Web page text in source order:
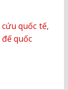
quốc tế,
quốc